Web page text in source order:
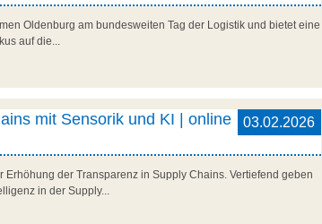
Oldenburg am bundesweiten Tag der Logistik und bietet eine
auf die...
03.02.2026
mit Sensorik und KI | online
der Transparenz in Supply Chains. Vertiefend geben
in der Supply...